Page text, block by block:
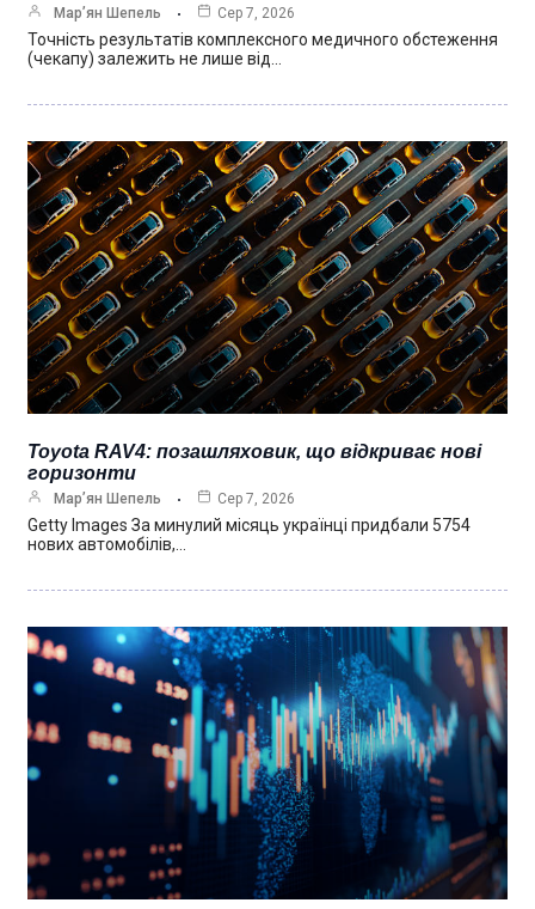
Мар’ян Шепель Сер 7, 2026
Точність результатів комплексного медичного обстеження
(чекапу) залежить не лише від…
Toyota RAV4: позашляховик, що відкриває нові
горизонти
Мар’ян Шепель Сер 7, 2026
Getty Images За минулий місяць українці придбали 5754
нових автомобілів,…